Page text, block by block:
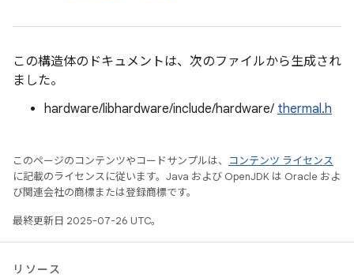
この構造体のドキュメントは、次のファイルから生成され
ました。
hardware/libhardware/include/hardware/ thermal.h
このページのコンテンツやコードサンプルは、
コンテンツ ライセンス
に記載のライセンスに従います。Java および OpenJDK は Oracle およ
び関連会社の商標または登録商標です。
最終更新日 2025-07-26 UTC。
リソース